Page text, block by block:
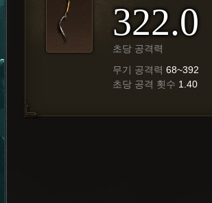
322.0
초당 공격력
무기 공격력 68~392
초당 공격 횟수 1.40